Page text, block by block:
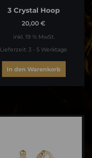
3 Crystal Hoop
20,00€
inkl. 19 % MwSt.
Lieferzeit:3 - 5 Werktage
In den Warenkorb